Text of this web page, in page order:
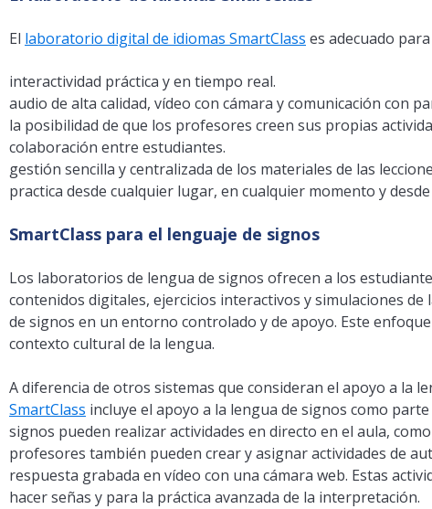
El laboratorio digital de idiomas SmartClass es adecuado
interactividad práctica y en tiempo real.
audio de alta calidad, vídeo con cámara y comunicación con
la posibilidad de que los profesores creen sus propias
colaboración entre estudiantes.
gestión sencilla y centralizada de los materiales de las
practica desde cualquier lugar, en cualquier momento y
SmartClass para el lenguaje de signos
Los laboratorios de lengua de signos ofrecen a los
contenidos digitales, ejercicios interactivos y simulaciones
de signos en un entorno controlado y de apoyo. Este
contexto cultural de la lengua.
A diferencia de otros sistemas que consideran el apoyo a la
SmartClass incluye el apoyo a la lengua de signos como
signos pueden realizar actividades en directo en el aula,
profesores también pueden crear y asignar actividades de
respuesta grabada en vídeo con una cámara web. Estas
hacer señas y para la práctica avanzada de la interpretación.